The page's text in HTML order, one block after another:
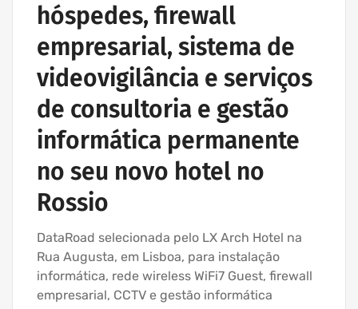
hóspedes, firewall
empresarial, sistema de
videovigilância e serviços
de consultoria e gestão
informática permanente
no seu novo hotel no
Rossio
DataRoad selecionada pelo LX Arch Hotel na
Rua Augusta, em Lisboa, para instalação
informática, rede wireless WiFi7 Guest, firewall
empresarial, CCTV e gestão informática